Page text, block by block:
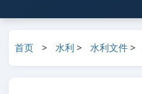
首页 > 水利 > 水利文件>